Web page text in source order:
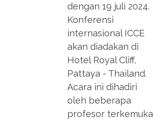
dengan 19 juli 2024.
Konferensi
internasional ICCE
akan diadakan di
Hotel Royal Cliff,
Pattaya - Thailand.
Acara ini dihadiri
oleh beberapa
profesor terkemuka